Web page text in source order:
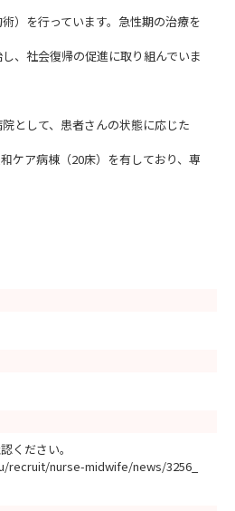
）を行っています。急性期の治療を
、社会復帰の促進に取り組んでいま
として、患者さんの状態に応じた
ケア病棟（20床）を有しており、専
ください。
nurse-midwife/news/3256_